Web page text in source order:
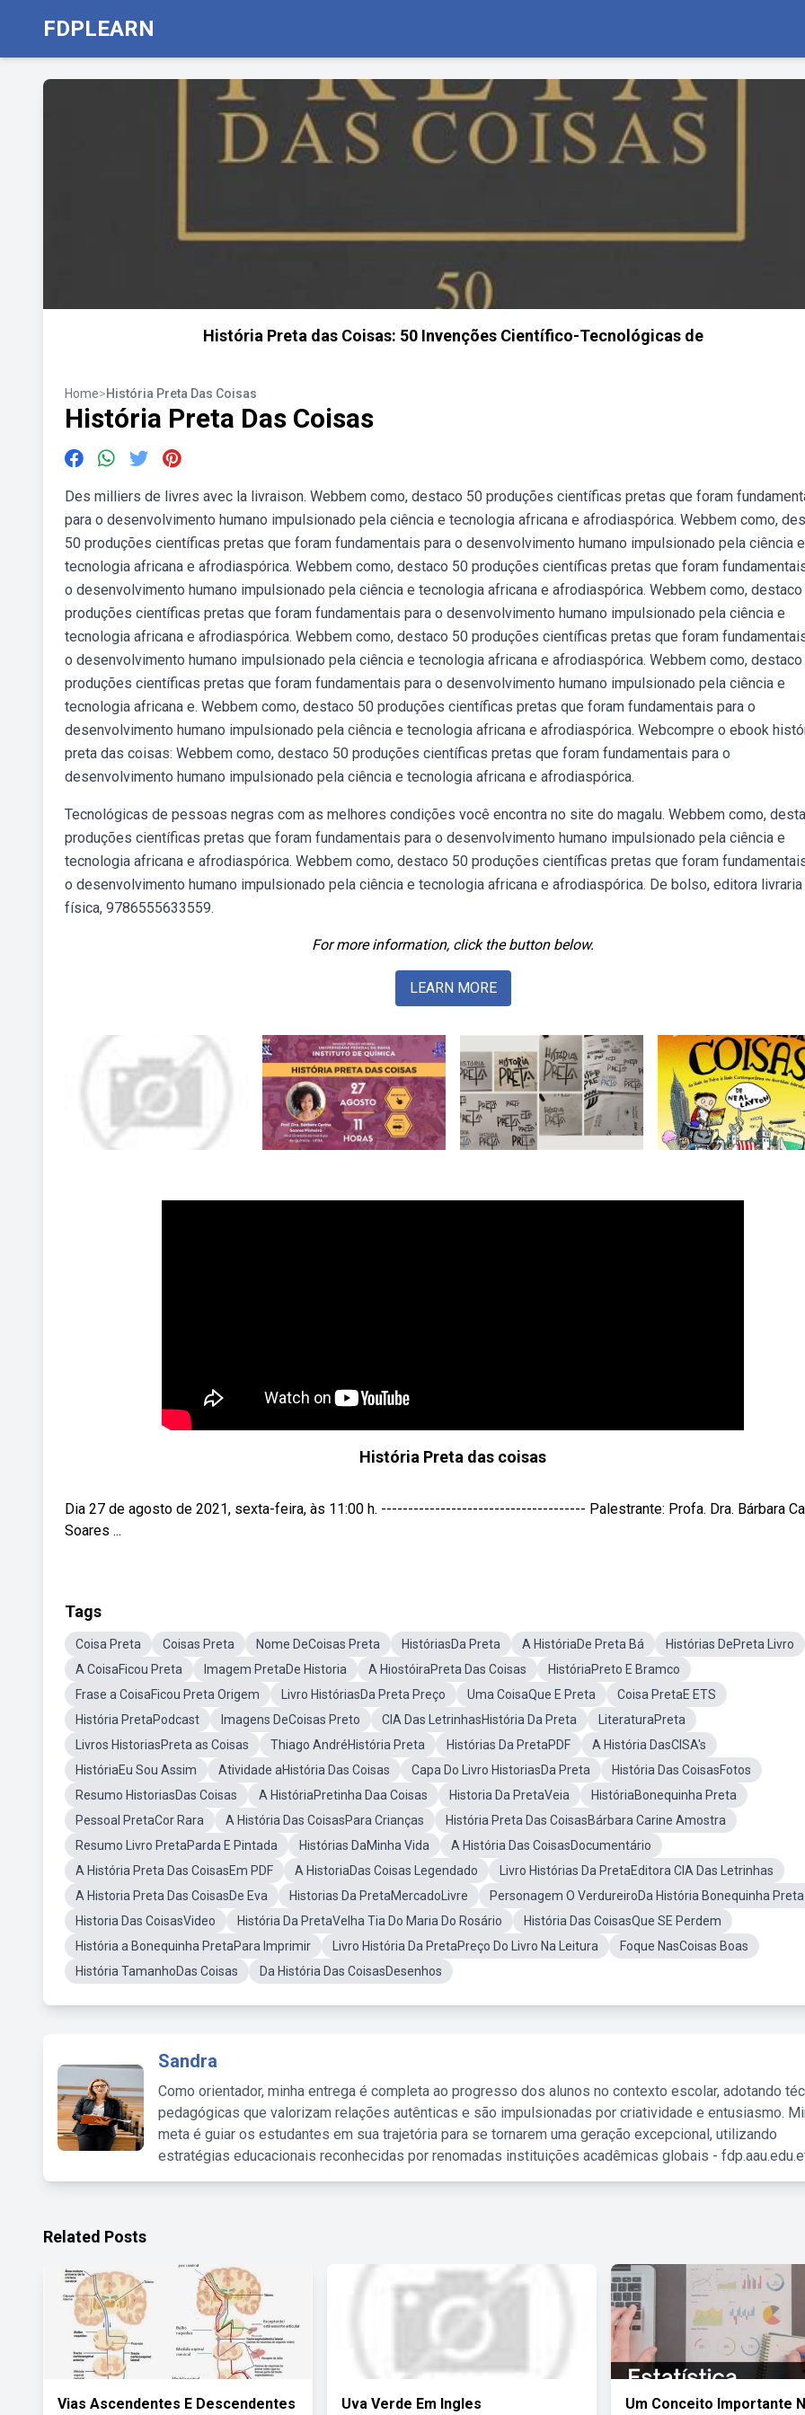
FDPLEARN
História Preta das Coisas: 50 Invenções Científico-Tecnológicas de
Home>História Preta Das Coisas
História Preta Das Coisas
Des milliers de livres avec la livraison. Webbem como, destaco 50 produções científicas pretas que foram
para o desenvolvimento humano impulsionado pela ciência e tecnologia africana e afrodiaspórica. Webbem como,
50 produções científicas pretas que foram fundamentais para o desenvolvimento humano impulsionado pela ciência e
tecnologia africana e afrodiaspórica. Webbem como, destaco 50 produções científicas pretas que foram
o desenvolvimento humano impulsionado pela ciência e tecnologia africana e afrodiaspórica. Webbem como,
produções científicas pretas que foram fundamentais para o desenvolvimento humano impulsionado pela ciência e
tecnologia africana e afrodiaspórica. Webbem como, destaco 50 produções científicas pretas que foram
o desenvolvimento humano impulsionado pela ciência e tecnologia africana e afrodiaspórica. Webbem como,
produções científicas pretas que foram fundamentais para o desenvolvimento humano impulsionado pela ciência e
tecnologia africana e. Webbem como, destaco 50 produções científicas pretas que foram fundamentais para o
desenvolvimento humano impulsionado pela ciência e tecnologia africana e afrodiaspórica. Webcompre o ebook
preta das coisas: Webbem como, destaco 50 produções científicas pretas que foram fundamentais para o
desenvolvimento humano impulsionado pela ciência e tecnologia africana e afrodiaspórica.
Tecnológicas de pessoas negras com as melhores condições você encontra no site do magalu. Webbem como,
produções científicas pretas que foram fundamentais para o desenvolvimento humano impulsionado pela ciência e
tecnologia africana e afrodiaspórica. Webbem como, destaco 50 produções científicas pretas que foram
o desenvolvimento humano impulsionado pela ciência e tecnologia africana e afrodiaspórica. De bolso, editora livraria
física, 9786555633559.
For more information, click the button below.
LEARN MORE
História Preta das coisas
Dia 27 de agosto de 2021, sexta-feira, às 11:00 h. -------------------------------------- Palestrante: Profa. Dra. Bárbara
Soares ...
Tags
Coisa Preta Coisas Preta Nome DeCoisas Preta HistóriasDa Preta A HistóriaDe Preta Bá
Histórias DePreta Livro
A CoisaFicou Preta
Imagem PretaDe Historia A HiostóiraPreta Das Coisas
HistóriaPreto E Bramco
Frase a CoisaFicou Preta Origem
Livro HistóriasDa Preta Preço Uma CoisaQue E Preta
Coisa PretaE ETS
História PretaPodcast
Imagens DeCoisas Preto CIA Das LetrinhasHistória Da Preta
LiteraturaPreta
Livros HistoriasPreta as Coisas
Thiago AndréHistória Preta Histórias Da PretaPDF
A História DasCISA's
HistóriaEu Sou Assim
Atividade aHistória Das Coisas Capa Do Livro HistoriasDa Preta
História Das CoisasFotos
Resumo HistoriasDas Coisas
A HistóriaPretinha Daa Coisas Historia Da PretaVeia
HistóriaBonequinha Preta
Pessoal PretaCor Rara
A História Das CoisasPara Crianças
História Preta Das CoisasBárbara Carine Amostra
Resumo Livro PretaParda E Pintada
Histórias DaMinha Vida
A História Das CoisasDocumentário
A História Preta Das CoisasEm PDF
A HistoriaDas Coisas Legendado
Livro Histórias Da PretaEditora CIA Das Letrinhas
A Historia Preta Das CoisasDe Eva
Historias Da PretaMercadoLivre
Personagem O VerdureiroDa História Bonequinha Preta
Historia Das CoisasVideo
História Da PretaVelha Tia Do Maria Do Rosário
História Das CoisasQue SE Perdem
História a Bonequinha PretaPara Imprimir
Livro História Da PretaPreço Do Livro Na Leitura
Foque NasCoisas Boas
História TamanhoDas Coisas
Da História Das CoisasDesenhos
Sandra
Como orientador, minha entrega é completa ao progresso dos alunos no contexto escolar, adotando
pedagógicas que valorizam relações autênticas e são impulsionadas por criatividade e entusiasmo.
meta é guiar os estudantes em sua trajetória para se tornarem uma geração excepcional, utilizando
estratégias educacionais reconhecidas por renomadas instituições acadêmicas globais -
Related Posts
Vias Ascendentes E Descendentes Uva Verde Em Ingles Um Conceito Importante